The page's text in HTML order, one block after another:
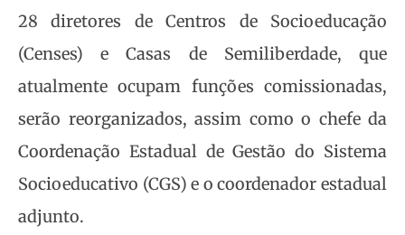
28 diretores de Centros de Socioeducação
(Censes) e Casas de Semiliberdade, que
atualmente ocupam funções comissionadas,
serão reorganizados, assim como o chefe da
Coordenação Estadual de Gestão do Sistema
Socioeducativo (CGS) e o coordenador estadual
adjunto.